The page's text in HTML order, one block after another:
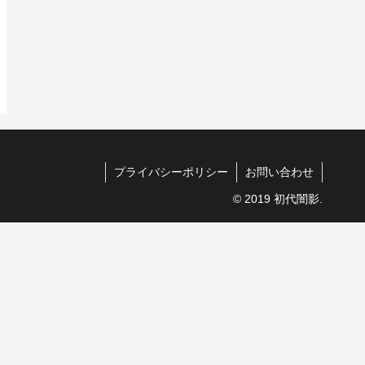
プライバシーポリシー お問い合わせ
© 2019 初代闇影.